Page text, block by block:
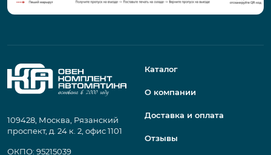
109428, Москва, Рязанский
проспект, д. 24 к. 2, офис 1101
ОКПО: 95215039
Каталог
О компании
Доставка и оплата
Отзывы